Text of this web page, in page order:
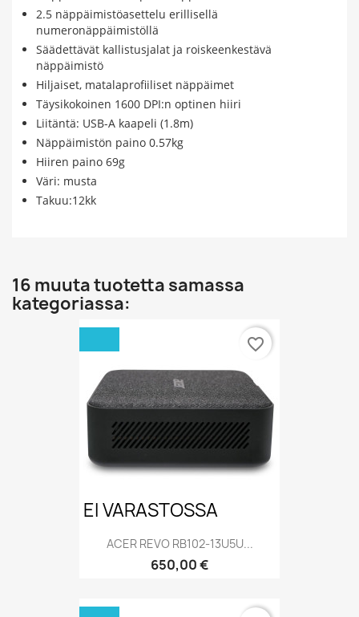
2.5 näppäimistöasettelu erillisellä
numeronäppäimistöllä
Säädettävät kallistusjalat ja roiskeenkestävä
näppäimistö
Hiljaiset, matalaprofiiliset näppäimet
Täysikokoinen 1600 DPI:n optinen hiiri
Liitäntä: USB-A kaapeli (1.8m)
Näppäimistön paino 0.57kg
Hiiren paino 69g
Väri: musta
Takuu:12kk
16 muuta tuotetta samassa
kategoriassa:
EI VARASTOSSA
ACER REVO RB102-13U5U...
Hinta
650,00 €
favorite_border